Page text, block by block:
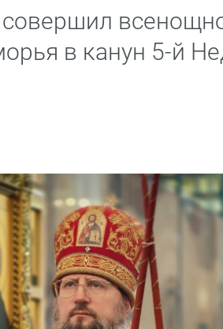
в канун 5-й